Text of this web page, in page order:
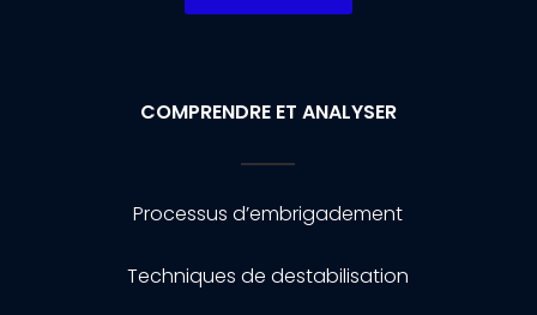
COMPRENDRE ET ANALYSER
Processus d’embrigadement
Techniques de destabilisation